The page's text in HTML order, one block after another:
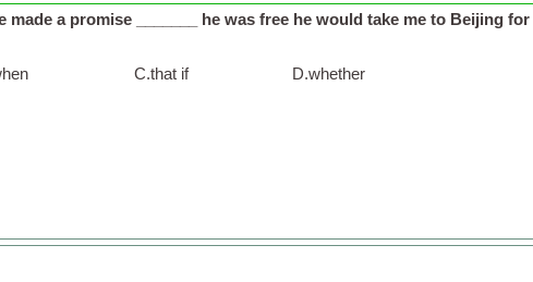
made a promise _______ he was free he would take me to Beijing for
C.that if D.whether